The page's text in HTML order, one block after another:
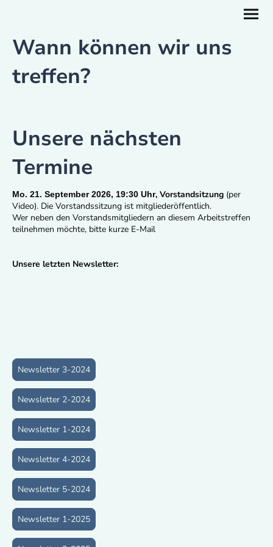
Wann können wir uns
treffen?
Unsere nächsten
Termine
Mo. 21. September 2026, 19:30 Uhr, Vorstandsitzung (per
Video). Die Vorstandssitzung ist mitgliederöffentlich.
Wer neben den Vorstandsmitgliedern an diesem Arbeitstreffen
teilnehmen möchte, bitte kurze E-Mail
Unsere letzten Newsletter:
Newsletter 3-2024
Newsletter 2-2024
Newsletter 1-2024
Newsletter 4-2024
Newsletter 5-2024
Newsletter 1-2025